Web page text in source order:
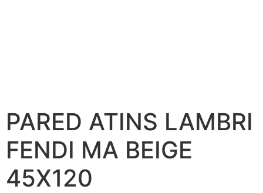
PARED ATINS LAMBRI
FENDI MA BEIGE
45X120